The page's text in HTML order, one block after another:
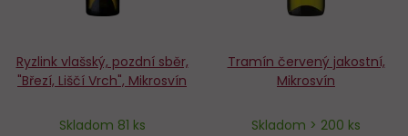
Ryzlink vlašský, pozdní sběr,
"Březí, Liščí Vrch", Mikrosvín
Skladom 81 ks
Tramín červený jakostní,
Mikrosvín
Skladom > 200 ks